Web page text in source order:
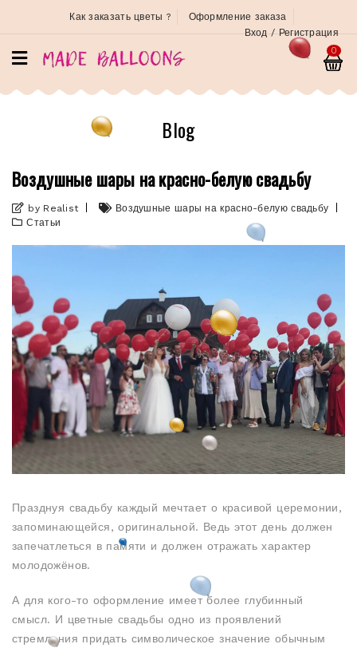
Как заказать цветы ?
Оформление заказа
Вход / Регистрация
0
Blog
Воздушные шары на красно-белую свадьбу
by Realist
Воздушные шары на красно-белую свадьбу
Статьи
Празднуя свадьбу каждый мечтает о красивой церемонии,
запоминающейся, оригинальной. Ведь этот день должен
запечатлеться в памяти и должен отражать характер
молодожёнов.
А для кого-то оформление имеет более глубинный
смысл. И цветные свадьбы одно из проявлений
стремления придать символическое значение обычным